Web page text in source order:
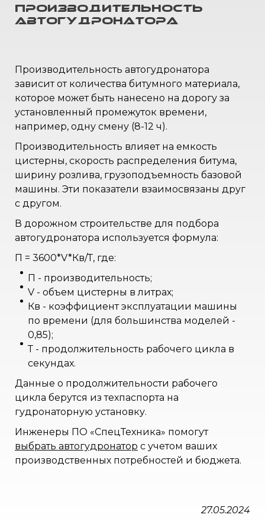
производительность
автогудронатора
Производительность автогудронатора
зависит от количества битумного материала,
которое может быть нанесено на дорогу за
установленный промежуток времени,
например, одну смену (8-12 ч).
Производительность влияет на емкость
цистерны, скорость распределения битума,
ширину розлива, грузоподъемность базовой
машины. Эти показатели взаимосвязаны друг
с другом.
В дорожном строительстве для подбора
автогудронатора используется формула:
П = 3600*V*Кв/Т, где:
П - производительность;
V - объем цистерны в литрах;
Кв - коэффициент эксплуатации машины
по времени (для большинства моделей -
0,85);
Т - продолжительность рабочего цикла в
секундах.
Данные о продолжительности рабочего
цикла берутся из техпаспорта на
гудронаторную установку.
Инженеры ПО «СпецТехника» помогут
выбрать автогудронатор с учетом ваших
производственных потребностей и бюджета.
27.05.2024